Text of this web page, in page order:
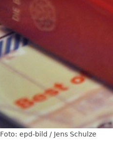
Foto: epd-bild / Jens Schulze